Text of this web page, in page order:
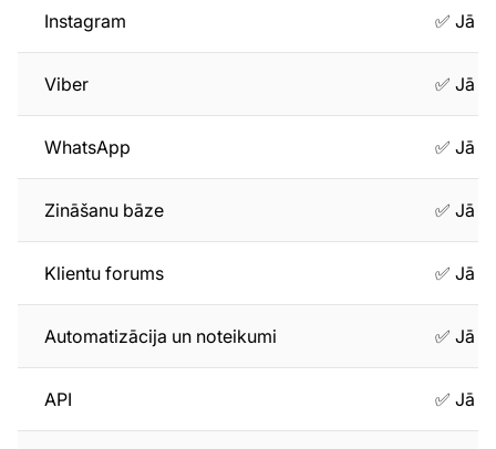
Instagram ✅ Jā
Viber ✅ Jā
WhatsApp ✅ Jā
Zināšanu bāze ✅ Jā
Klientu forums ✅ Jā
Automatizācija un noteikumi ✅ Jā
API ✅ Jā